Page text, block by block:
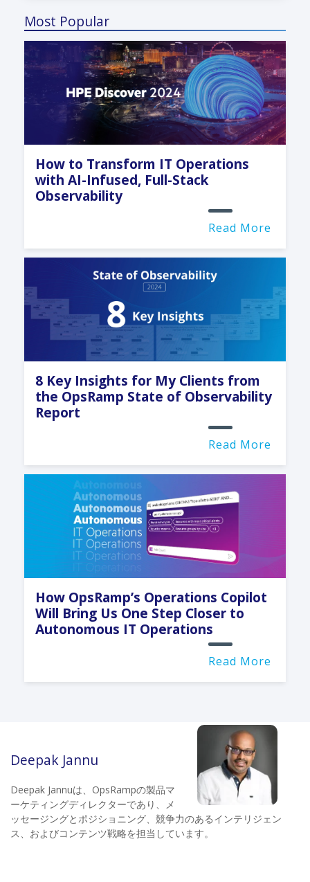
Most Popular
How to Transform IT Operations
with AI-Infused, Full-Stack
Observability
Read More
8 Key Insights for My Clients from
the OpsRamp State of Observability
Report
Read More
How OpsRamp’s Operations Copilot
Will Bring Us One Step Closer to
Autonomous IT Operations
Read More
Deepak Jannu
Deepak Jannuは、OpsRampの製品マ
ーケティングディレクターであり、メ
ッセージングとポジショニング、競争力のあるインテリジェン
ス、およびコンテンツ戦略を担当しています。